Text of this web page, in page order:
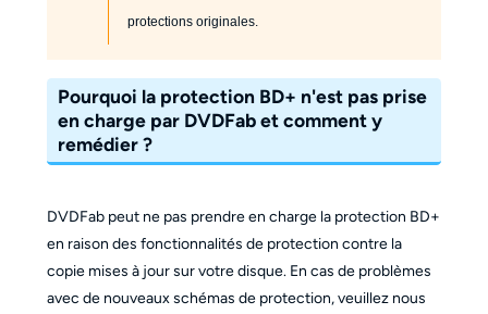
protections originales.
Pourquoi la protection BD+ n'est pas prise
en charge par DVDFab et comment y
remédier ?
DVDFab peut ne pas prendre en charge la protection BD+
en raison des fonctionnalités de protection contre la
copie mises à jour sur votre disque. En cas de problèmes
avec de nouveaux schémas de protection, veuillez nous